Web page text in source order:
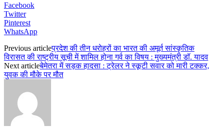
Facebook
Twitter
Pinterest
WhatsApp
Previous articleप्रदेश की तीन धरोहरों का भारत की अमूर्त सांस्कृतिक
विरासत की राष्ट्रीय सूची में शामिल होना गर्व का विषय : मुख्यमंत्री डॉ. यादव
Next articleबेमेतरा में सड़क हादसा : ट्रेलर ने स्कूटी सवार को मारी टक्कर,
युवक की मौके पर मौत